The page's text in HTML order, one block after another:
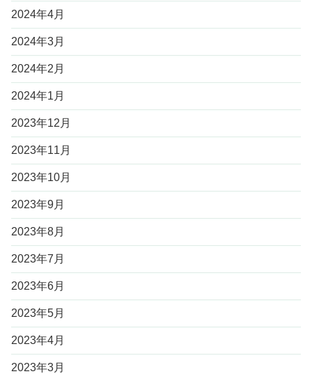
2024年4月
2024年3月
2024年2月
2024年1月
2023年12月
2023年11月
2023年10月
2023年9月
2023年8月
2023年7月
2023年6月
2023年5月
2023年4月
2023年3月